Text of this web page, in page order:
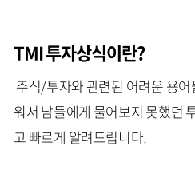
TMI 투자상식이란?
주식/투자와 관련된 어려운 용
워서 남들에게 물어보지 못했던
고 빠르게 알려드립니다!